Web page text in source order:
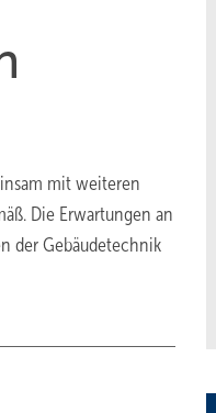
mit weiteren
Die Erwartungen an
der Gebäudetechnik